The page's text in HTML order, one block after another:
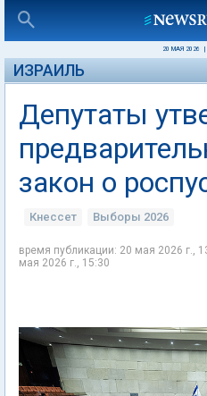
20 МАЯ 2026
ИЗРАИЛЬ
Депутаты
закон о
Кнессет Выборы 2026
время публикации: 20 мая 2026 г.,
мая 2026 г., 15:30